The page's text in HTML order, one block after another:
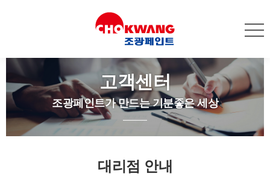
고객센터
조광페인트가 만드는 기분좋은 세상
대리점 안내